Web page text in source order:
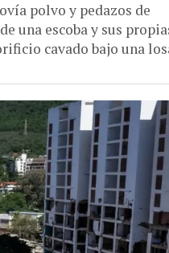
polvo y pedazos de
una escoba y sus
cavado bajo una